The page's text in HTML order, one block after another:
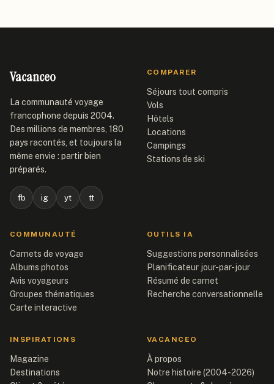
Vacanceo
La communauté voyage
francophone depuis 2004.
Des millions de membres, 180
pays racontés, et toujours la
même envie : partir bien
préparés.
fb ig yt tt
COMPARER
Séjours tout compris
Vols
Hôtels
Locations
Campings
Stations de ski
COMMUNAUTÉ
Carnets de voyage
Albums photos
Avis voyageurs
Groupes thématiques
Carte interactive
OUTILS IA
Suggestions personnalisées
Planificateur jour-par-jour
Résumé de carnet
Recherche conversationnelle
INSPIRATIONS
Magazine
Destinations
VACANCEO
À propos
Notre histoire (2004-2026)